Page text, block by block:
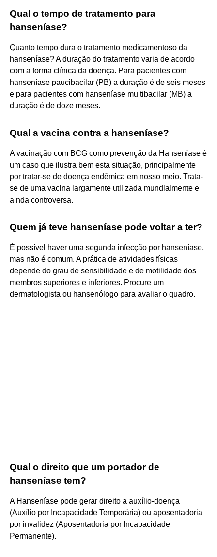
Qual o tempo de tratamento para
hanseníase?
Quanto tempo dura o tratamento medicamentoso da
hanseníase? A duração do tratamento varia de acordo
com a forma clínica da doença. Para pacientes com
hanseníase paucibacilar (PB) a duração é de seis meses
e para pacientes com hanseníase multibacilar (MB) a
duração é de doze meses.
Qual a vacina contra a hanseníase?
A vacinação com BCG como prevenção da Hanseníase é
um caso que ilustra bem esta situação, principalmente
por tratar-se de doença endêmica em nosso meio. Trata-
se de uma vacina largamente utilizada mundialmente e
ainda controversa.
Quem já teve hanseníase pode voltar a ter?
É possível haver uma segunda infecção por hanseníase,
mas não é comum. A prática de atividades físicas
depende do grau de sensibilidade e de motilidade dos
membros superiores e inferiores. Procure um
dermatologista ou hansenólogo para avaliar o quadro.
Qual o direito que um portador de
hanseníase tem?
A Hanseníase pode gerar direito a auxílio-doença
(Auxílio por Incapacidade Temporária) ou aposentadoria
por invalidez (Aposentadoria por Incapacidade
Permanente).